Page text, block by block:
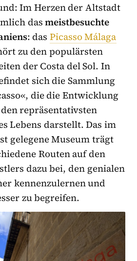
Im Herzen der Altstadt
dasmeistbesuchte
: das Picasso Málaga
zu den populärsten
der Costa del Sol. In
sich die Sammlung
die die Entwicklung
repräsentativsten
Lebens darstellt. Das im
gelegene Museum trägt
Routen auf den
dazu bei, den genialen
kennenzulernen und
zu begreifen.